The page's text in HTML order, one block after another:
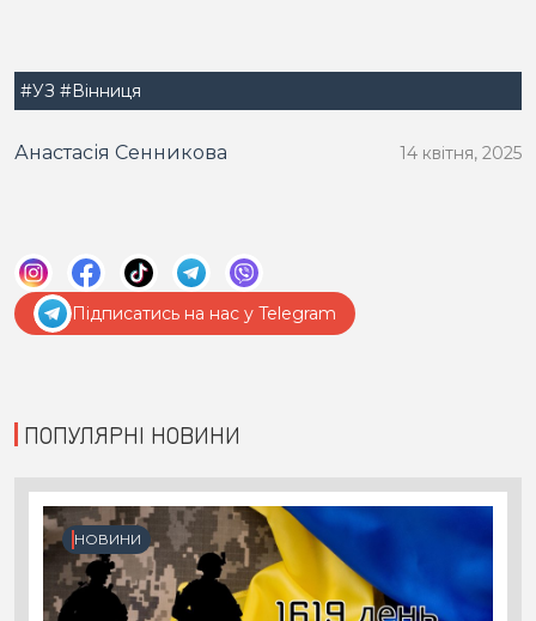
#УЗ #Вінниця
Анастасія Сенникова 14 квітня, 2025
Підписатись на нас у Telegram
ПОПУЛЯРНІ НОВИНИ
НОВИНИ